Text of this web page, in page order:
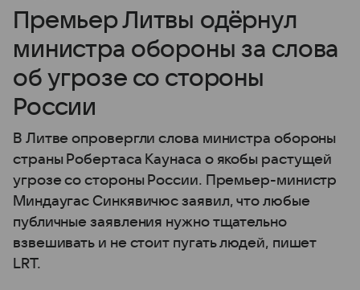
Премьер Литвы одёрнул
министра обороны за слова
об угрозе со стороны
России
В Литве опровергли слова министра обороны
страны Робертаса Каунаса о якобы растущей
угрозе со стороны России. Премьер-министр
Миндаугас Синкявичюс заявил, что любые
публичные заявления нужно тщательно
взвешивать и не стоит пугать людей, пишет
LRT.